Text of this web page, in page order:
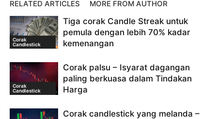
Tongkat sandwic
RELATED ARTICLES MORE FROM AUTHOR
Corak
Candlestick
Tiga corak Candle Streak untuk
pemula dengan lebih 70% kadar
kemenangan
Corak
Candlestick
Corak palsu – Isyarat dagangan
paling berkuasa dalam Tindakan
Harga
Corak candlestick yang melanda –